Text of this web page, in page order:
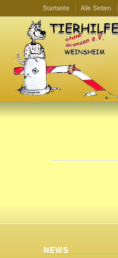
Startseite Alle Seiten
NEWS